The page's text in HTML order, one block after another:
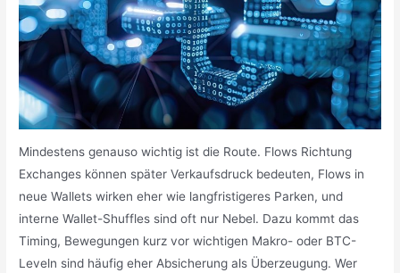
Mindestens genauso wichtig ist die Route. Flows Richtung
Exchanges können später Verkaufsdruck bedeuten, Flows in
neue Wallets wirken eher wie langfristigeres Parken, und
interne Wallet-Shuffles sind oft nur Nebel. Dazu kommt das
Timing, Bewegungen kurz vor wichtigen Makro- oder BTC-
Leveln sind häufig eher Absicherung als Überzeugung. Wer